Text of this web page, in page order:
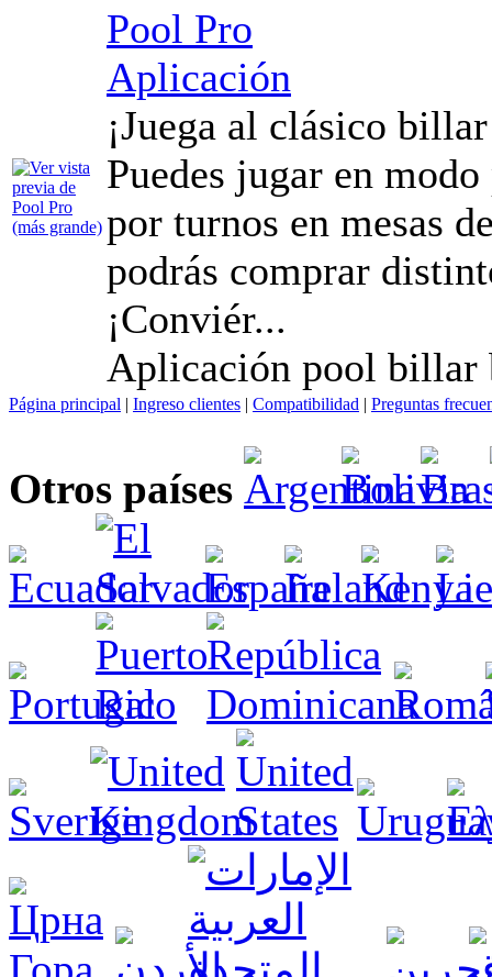
Pool Pro
Aplicación
¡Juega al clásico
Puedes jugar en
por turnos en mesas
podrás comprar
¡Conviér...
Aplicación pool billar
Página principal | Ingreso clientes | Compatibilidad | Preguntas
Otros países